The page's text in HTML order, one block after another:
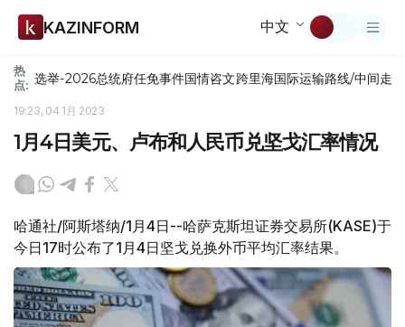
KAZINFORM 中文
热
点: 选举-2026总统府任免事件国情咨文跨里海国际运输路线/中间走廊
19:23, 04 1月 2023
1月4日美元、卢布和人民币兑坚戈汇率情况
哈通社/阿斯塔纳/1月4日--哈萨克斯坦证券交易所(KASE)于
今日17时公布了1月4日坚戈兑换外币平均汇率结果。